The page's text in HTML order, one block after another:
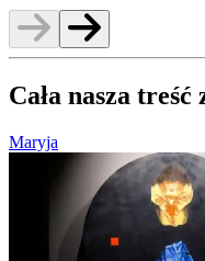
Cała nasza
Maryja